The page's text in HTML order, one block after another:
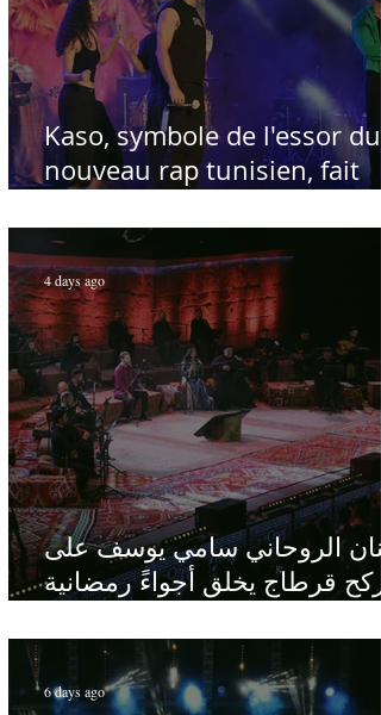
Kaso, symbole de l'essor du
nouveau rap tunisien, fait
international de Sfax - Par
Sofien Manaï
الروحاني سامي يوسف على
ركح قرطاج يخلق أجواءً رمضانية
4 days ago
6 days ago